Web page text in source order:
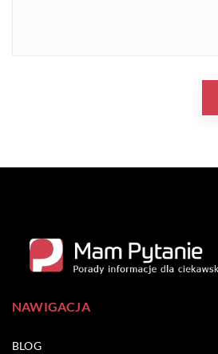
NAWIGACJA
BLOG